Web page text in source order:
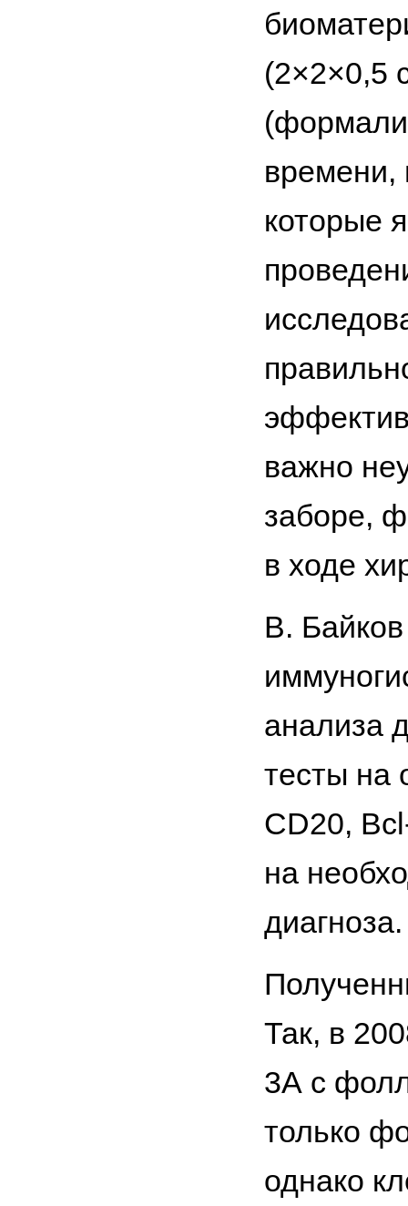
(2×2×0,5
времени,
которые
важно
заборе,
в ходе
В.
анализа
тесты на
CD20,
на
диагноза.
Так, в
3А с
только
однако